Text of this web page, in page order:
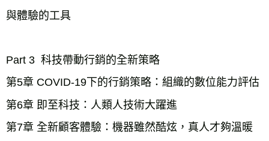
與體驗的工具
Part 3  科技帶動行銷的全新策略
第5章 COVID-19下的行銷策略：組織的數位能力評估
第6章 即至科技：人類人技術大躍進
第7章 全新顧客體驗：機器雖然酷炫，真人才夠溫暖